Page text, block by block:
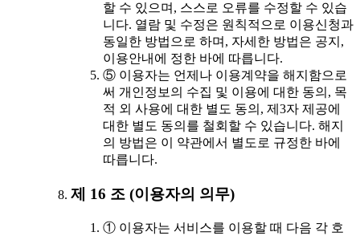
할 수 있으며, 스스로 오류를 수정할 수 있습
니다. 열람 및 수정은 원칙적으로 이용신청과
동일한 방법으로 하며, 자세한 방법은 공지,
이용안내에 정한 바에 따릅니다.
⑤ 이용자는 언제나 이용계약을 해지함으로
써 개인정보의 수집 및 이용에 대한 동의, 목
적 외 사용에 대한 별도 동의, 제3자 제공에
대한 별도 동의를 철회할 수 있습니다. 해지
의 방법은 이 약관에서 별도로 규정한 바에
따릅니다.
제 16 조 (이용자의 의무)
① 이용자는 서비스를 이용할 때 다음 각 호